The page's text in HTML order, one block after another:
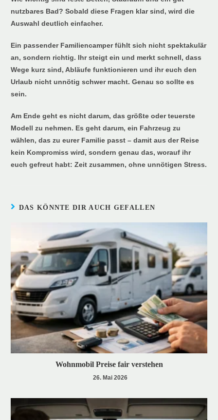
nutzbares Bad? Sobald diese Fragen klar sind, wird die
Auswahl deutlich einfacher.
Ein passender Familiencamper fühlt sich nicht spektakulär
an, sondern richtig. Ihr steigt ein und merkt schnell, dass
Wege kurz sind, Abläufe funktionieren und ihr euch den
Urlaub nicht unnötig schwer macht. Genau so sollte es
sein.
Am Ende geht es nicht darum, das größte oder teuerste
Modell zu nehmen. Es geht darum, ein Fahrzeug zu
wählen, das zu eurer Familie passt – damit aus der Reise
kein Kompromiss wird, sondern genau das, worauf ihr
euch gefreut habt: Zeit zusammen, ohne unnötigen Stress.
DAS KÖNNTE DIR AUCH GEFALLEN
Wohnmobil Preise fair verstehen
26. Mai 2026